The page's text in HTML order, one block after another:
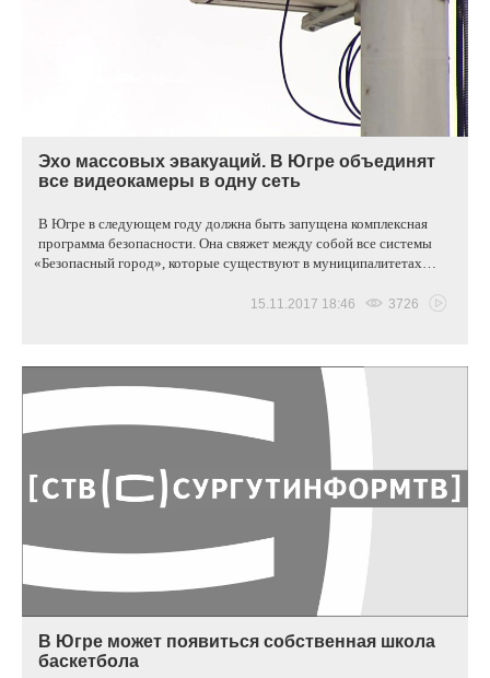
Эхо массовых эвакуаций. В Югре объединят
все видеокамеры в одну сеть
В Югре в следующем году должна быть запущена комплексная
программа безопасности. Она свяжет между собой все системы
«Безопасный город», которые существуют в муниципалитетах…
15.11.2017 18:46 3726
В Югре может появиться собственная школа
баскетбола